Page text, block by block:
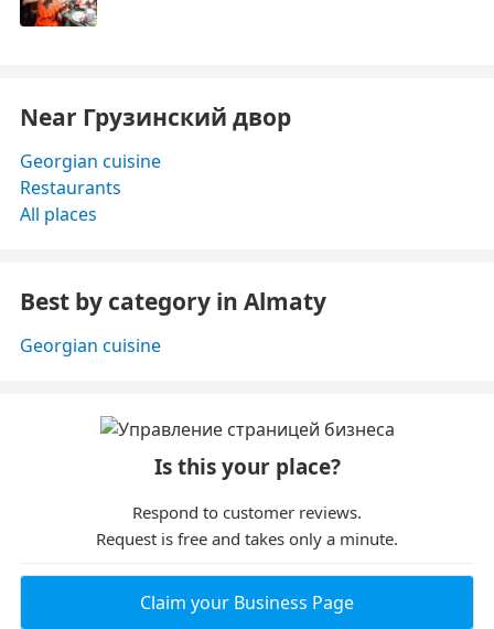
Near Грузинский двор
Georgian cuisine
Restaurants
All places
Best by category in Almaty
Georgian cuisine
Is this your place?
Respond to customer reviews.
Request is free and takes only a minute.
Claim your Business Page